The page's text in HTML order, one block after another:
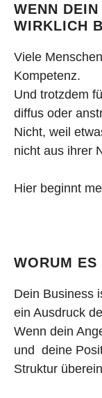
WENN
WIRKLICH
Viele
Kompetenz.
Und trotzdem
diffus oder
Nicht, weil
nicht aus ihrer
Hier beginnt
WORUM
Dein Business
ein Ausdruck
Wenn dein
und deine
Struktur